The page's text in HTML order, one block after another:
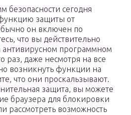
безопасности сегодня
защиты от
он включен по
что вы действительно
антивирусном программном
раз, даже несмотря на все
возникнуть функции на
что они проскальзывают.
защита, вы можете
браузера для блокировки
рассмотреть возможность